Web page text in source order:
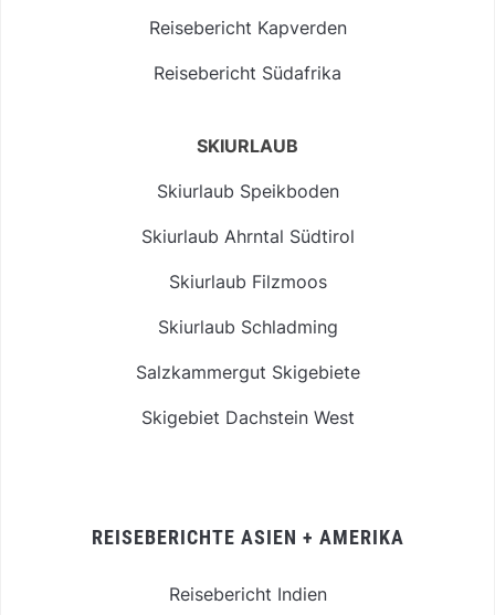
Reisebericht Kapverden
Reisebericht Südafrika
SKIURLAUB
Skiurlaub Speikboden
Skiurlaub Ahrntal Südtirol
Skiurlaub Filzmoos
Skiurlaub Schladming
Salzkammergut Skigebiete
Skigebiet Dachstein West
REISEBERICHTE ASIEN + AMERIKA
Reisebericht Indien